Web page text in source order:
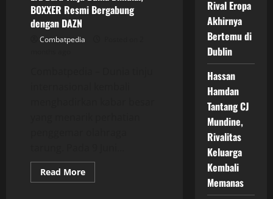
BOXXER Resmi Bergabung
dengan DAZN
Combatpedia
Read MoreRead
more
Rival Eropa
Akhirnya
Bertemu di
Dublin
Hassan
Hamdan
Tantang CJ
Mundine,
Rivalitas
Keluarga
Kembali
Memanas